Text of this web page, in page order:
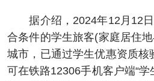
据介绍，2024年12月12日
合条件的学生旅客(家庭居住
城市，已通过学生优惠资质核
可在铁路12306手机客户端“